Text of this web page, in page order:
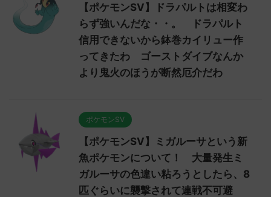
【ポケモンSV】ドラパルトは相変わ
らず強いんだな・・。 ドラパルト
信用できないから鉢巻カイリュー作
ってきたわ ゴーストダイブなんか
より鬼火のほうが断然厄介だわ
ポケモンSV
【ポケモンSV】ミガルーサという新
魚ポケモンについて！ 大量発生ミ
ガルーサの色違い粘ろうとしたら、8
匹ぐらいに襲撃されて連戦不可避